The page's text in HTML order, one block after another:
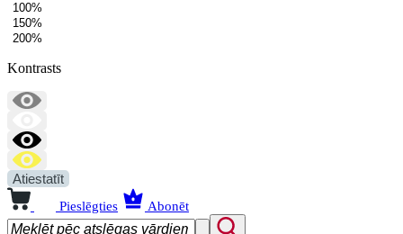
100%
150%
200%
Kontrasts
Atiestatīt
Pieslēgties Abonēt